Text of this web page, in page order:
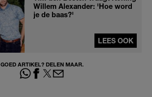
Willem Alexander: 'Hoe word
je de baas?'
LEES OOK
GOED ARTIKEL? DELEN MAAR.